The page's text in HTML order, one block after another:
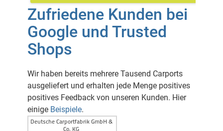
Zufriedene Kunden bei
Google und Trusted
Shops
Wir haben bereits mehrere Tausend Carports
ausgeliefert und erhalten jede Menge positives
positives Feedback von unseren Kunden. Hier
einige Beispiele.